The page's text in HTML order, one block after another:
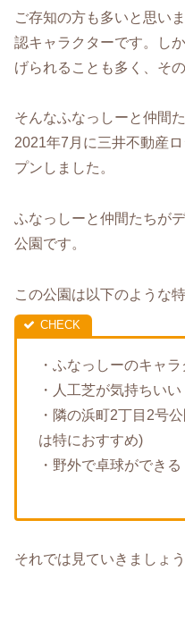
ご存知の方も多いと思い
認キャラクターです。し
げられることも多く、そ
そんなふなっしーと仲間
2021年7月に三井不動産
プンしました。
ふなっしーと仲間たちが
公園です。
この公園は以下のような
・ふなっしーのキャ
・人工芝が気持ちいい
・隣の浜町2丁目2号
は特におすすめ)
・野外で卓球ができ
それでは見ていきましょう